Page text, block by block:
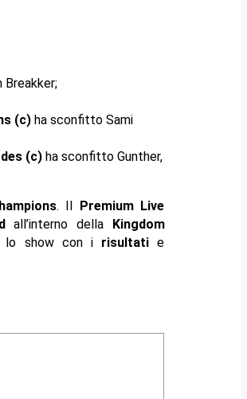
(c)ha sconfitto Sami
(c)ha sconfitto Gunther,
. Il Premium Live
all’interno dellaKingdom
lo show con i risultati e